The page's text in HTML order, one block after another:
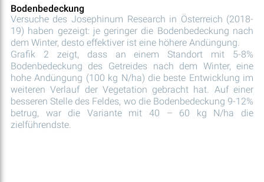
Bodenbedeckung
Versuche des Josephinum Research in Österreich (2018-
19) haben gezeigt: je geringer die Bodenbedeckung nach
dem Winter, desto effektiver ist eine höhere Andüngung.
Grafik 2 zeigt, dass an einem Standort mit 5-8%
Bodenbedeckung des Getreides nach dem Winter, eine
hohe Andüngung (100 kg N/ha) die beste Entwicklung im
weiteren Verlauf der Vegetation gebracht hat. Auf einer
besseren Stelle des Feldes, wo die Bodenbedeckung 9-12%
betrug, war die Variante mit 40 – 60 kg N/ha die
zielführendste.